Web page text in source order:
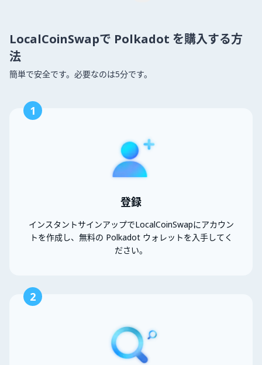
LocalCoinSwapで Polkadot を購入する方
法
簡単で安全です。必要なのは5分です。
1
登録
インスタントサインアップでLocalCoinSwapにアカウン
トを作成し、無料の Polkadot ウォレットを入手してく
ださい。
2